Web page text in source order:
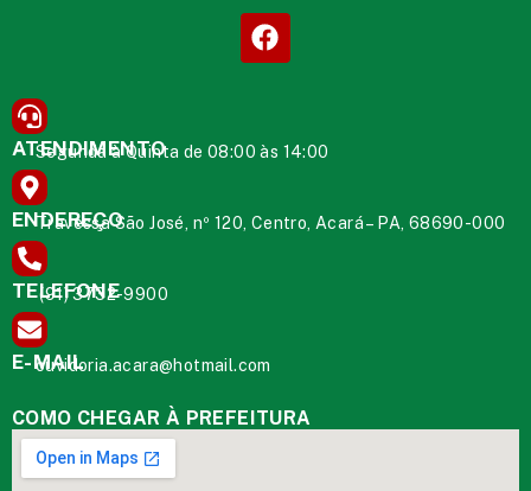
ATENDIMENTO
Segunda à Quinta de 08:00 às 14:00
ENDEREÇO
Travessa São José, nº 120, Centro, Acará – PA, 68690-000
TELEFONE
(91) 3732-9900
E-MAIL
ouvidoria.acara@hotmail.com
COMO CHEGAR À PREFEITURA